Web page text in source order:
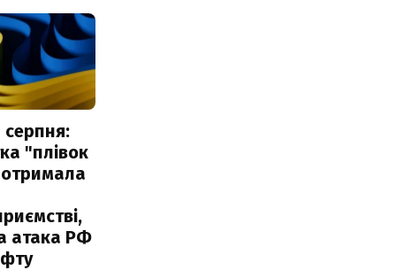
"плівок
атака РФ